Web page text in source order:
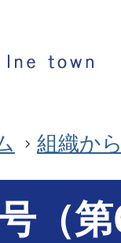
組織か
（